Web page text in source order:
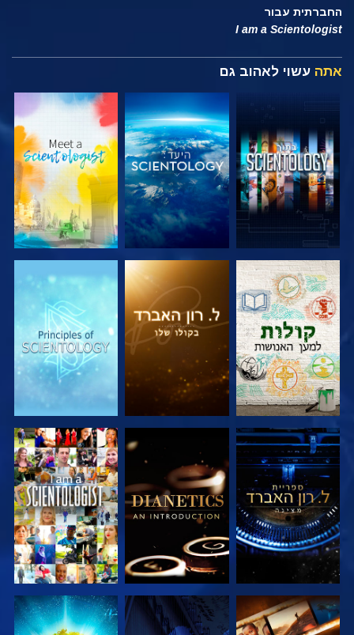
החברתית עבור
I am a Scientologist
אתה עשוי לאהוב גם
בדוק את הסדרה בדוק את הסדרה בדוק את הסדרה
בדוק את הסדרה בדוק את הסדרה צפה